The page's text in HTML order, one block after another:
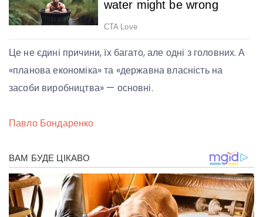
Це не єдині причини, їх багато, але одні з головних. А
«планова економіка» та «державна власність на
засоби виробництва» — основні.
Павло Бондаренко